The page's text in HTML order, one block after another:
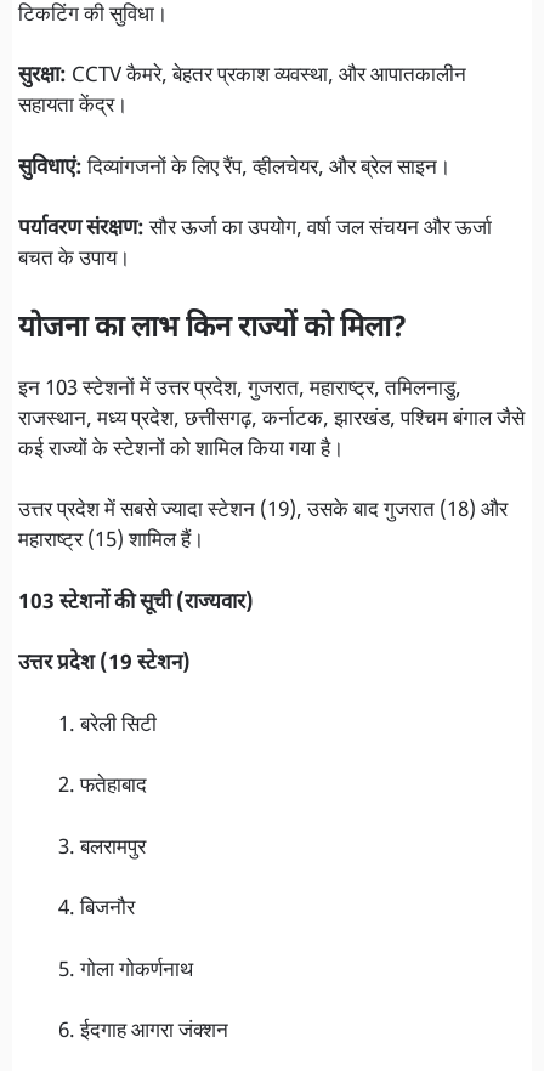
टिकटिंग की सुविधा।
सुरक्षा: CCTV कैमरे, बेहतर प्रकाश व्यवस्था, और आपातकालीन
सहायता केंद्र।
सुविधाएं:दिव्यांगजनों के लिए रैंप, व्हीलचेयर, और ब्रेल साइन।
पर्यावरण संरक्षण:सौर ऊर्जा का उपयोग, वर्षा जल संचयन और ऊर्जा
बचत के उपाय।
योजना का लाभ किन राज्यों को मिला?
इन 103 स्टेशनों में उत्तर प्रदेश, गुजरात, महाराष्ट्र, तमिलनाडु,
राजस्थान, मध्य प्रदेश, छत्तीसगढ़, कर्नाटक, झारखंड, पश्चिम बंगाल जैसे
कई राज्यों के स्टेशनों को शामिल किया गया है।
उत्तर प्रदेश में सबसे ज्यादा स्टेशन (19), उसके बाद गुजरात (18) और
महाराष्ट्र (15) शामिल हैं।
103 स्टेशनों की सूची (राज्यवार)
उत्तर प्रदेश (19 स्टेशन)
बरेली सिटी
फतेहाबाद
बलरामपुर
बिजनौर
गोला गोकर्णनाथ
ईदगाह आगरा जंक्शन